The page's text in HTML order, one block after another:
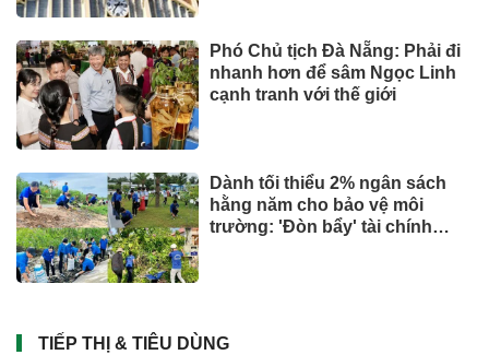
Phó Chủ tịch Đà Nẵng: Phải đi
nhanh hơn để sâm Ngọc Linh
cạnh tranh với thế giới
Dành tối thiểu 2% ngân sách
hằng năm cho bảo vệ môi
trường: 'Đòn bẩy' tài chính
TIẾP THỊ & TIÊU DÙNG